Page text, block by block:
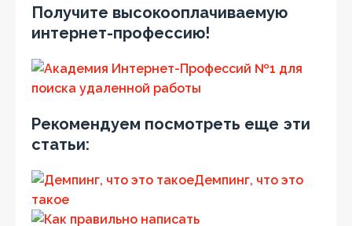
Получите высокооплачиваемую
интернет-профессию!
Рекомендуем посмотреть еще эти
статьи:
Демпинг, что это
такое